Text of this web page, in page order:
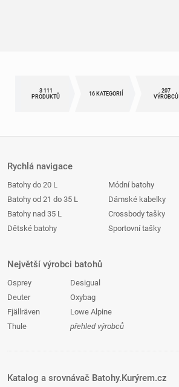
3 111
PRODUKTŮ
16 KATEGORIÍ
207
VÝROBCŮ
Rychlá navigace
Batohy do 20 L
Batohy od 21 do 35 L
Batohy nad 35 L
Dětské batohy
Módní batohy
Dámské kabelky
Crossbody tašky
Sportovní tašky
Největší výrobci batohů
Osprey
Deuter
Fjällräven
Thule
Desigual
Oxybag
Lowe Alpine
přehled výrobců
Katalog a srovnávač Batohy.Kurýrem.cz